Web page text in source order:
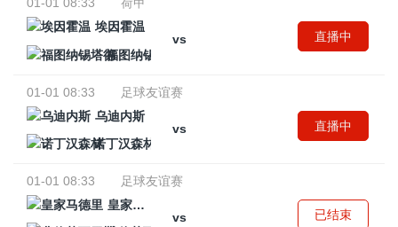
01-01 08:33
荷甲
埃因霍温
vs
福图纳锡塔德
直播中
01-01 08:33
足球友谊赛
乌迪内斯
vs
诺丁汉森林
直播中
01-01 08:33
足球友谊赛
皇家马德里
vs
已结束